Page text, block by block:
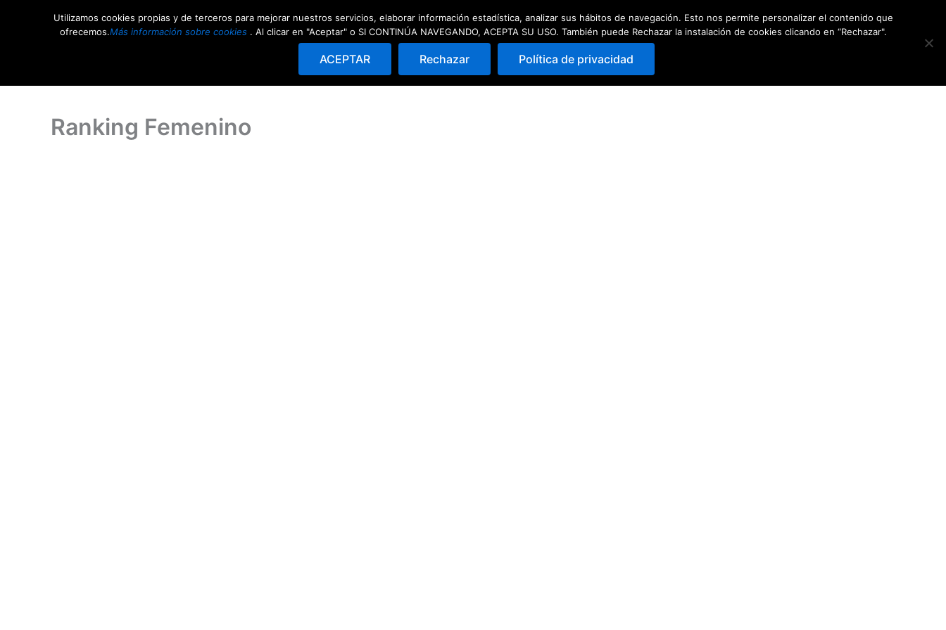
Competiciones Comunidad Escuela de pádel Quedadas
0
CarritoReservar
Ranking Femenino
Utilizamos cookies propias y de terceros para mejorar nuestros servicios, elaborar información estadística, analizar sus hábitos de navegación. Esto nos permite personalizar el contenido que
ofrecemos.Más información sobre cookies. Al clicar en "Aceptar" o SI CONTINÚA NAVEGANDO, ACEPTA SU USO. También puede Rechazar la instalación de cookies clicando en “Rechazar".
ACEPTAR Rechazar Política de privacidad